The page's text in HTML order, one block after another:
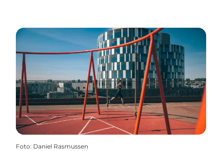
Foto: Daniel Rasmussen